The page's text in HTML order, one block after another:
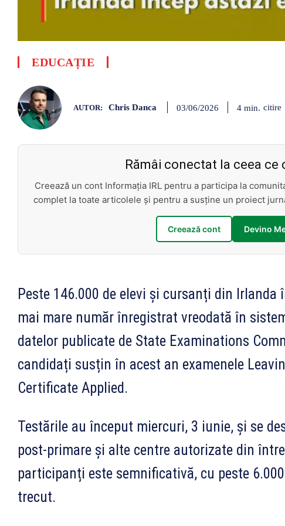
EDUCAȚIE
AUTOR: Chris Danca 03/06/2026 4 min. citire
Rămâi conectat la ceea ce
Creează un cont Informația IRL pentru a participa la
complet la toate articolele și pentru a susține un proiect
Creează cont Devino
Peste 146.000 de elevi și cursanți din Irlanda
mai mare număr înregistrat vreodată în
datelor publicate de State Examinations
candidați susțin în acest an examenele
Certificate Applied.
Testările au început miercuri, 3 iunie, și se
post-primare și alte centre autorizate din
participanți este semnificativă, cu peste
trecut.